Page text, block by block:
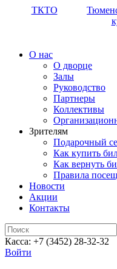
ТКТО
О нас
О дворце
Залы
Руководство
Партнеры
Коллективы
Зрителям
Подарочный
Как купить
Как вернуть
Правила
Новости
Акции
Контакты
Касса: +7 (3452) 28-32-32
Войти